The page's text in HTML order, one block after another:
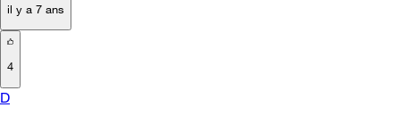
il y a 7 ans
4
D